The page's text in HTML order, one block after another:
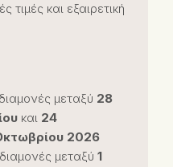
και εξαιρετική
μεταξύ 28
και 24
2026
μεταξύ1